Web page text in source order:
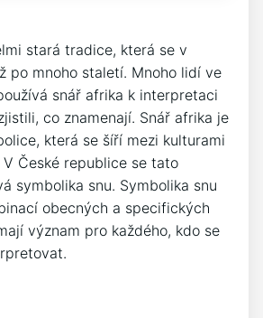
stará tradice, která se v
po mnoho staletí. Mnoho lidí ve
snář afrika k interpretaci
co znamenají. Snář afrika je
která se šíří mezi kulturami
České republice se tato
symbolika snu. Symbolika snu
obecných a specifických
význam pro každého, kdo se